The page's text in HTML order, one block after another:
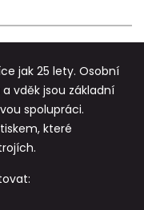
jak 25 lety. Osobní
vděk jsou základní
spolupráci.
které